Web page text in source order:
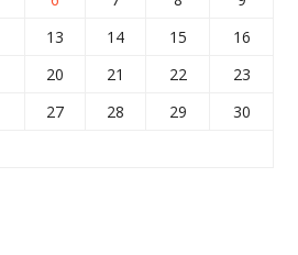
13 14 15
16
20 21 22
23
27 28 29
30